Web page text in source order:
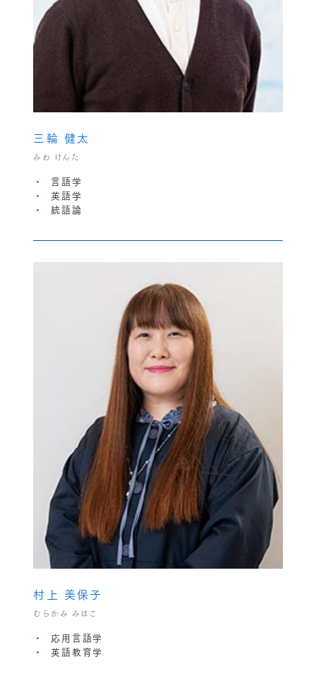
三輪 健太
みわ けんた
言語学
英語学
統語論
村上 美保子
むらかみ みほこ
応用言語学
英語教育学